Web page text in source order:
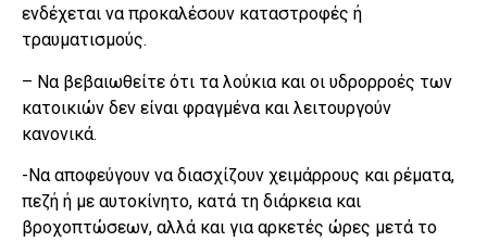
ενδέχεται να προκαλέσουν καταστροφές ή
τραυματισμούς.
– Να βεβαιωθείτε ότι τα λούκια και οι υδρορροές των
κατοικιών δεν είναι φραγμένα και λειτουργούν
κανονικά.
-Να αποφεύγουν να διασχίζουν χειμάρρους και ρέματα,
πεζή ή με αυτοκίνητο, κατά τη διάρκεια και
βροχοπτώσεων, αλλά και για αρκετές ώρες μετά το